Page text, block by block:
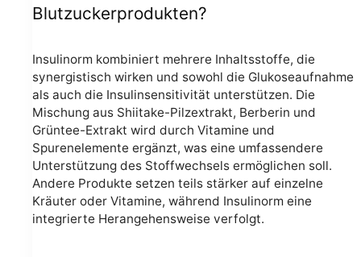
Blutzuckerprodukten?
Insulinorm kombiniert mehrere Inhaltsstoffe, die
synergistisch wirken und sowohl die Glukoseaufnahme
als auch die Insulinsensitivität unterstützen. Die
Mischung aus Shiitake-Pilzextrakt, Berberin und
Grüntee-Extrakt wird durch Vitamine und
Spurenelemente ergänzt, was eine umfassendere
Unterstützung des Stoffwechsels ermöglichen soll.
Andere Produkte setzen teils stärker auf einzelne
Kräuter oder Vitamine, während Insulinorm eine
integrierte Herangehensweise verfolgt.